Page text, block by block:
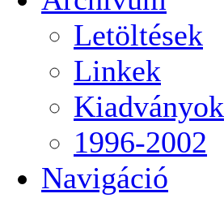
Letöltések
Linkek
Kiadványok
1996-2002
Navigáció